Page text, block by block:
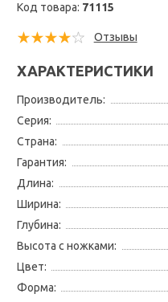
Код товара: 71115
Отзывы
ХАРАКТЕРИСТИКИ
Производитель:
Серия:
Страна:
Гарантия:
Длина:
Ширина:
Глубина:
Высота с ножками:
Цвет:
Форма: